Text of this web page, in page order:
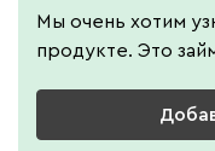
Мы очень хотим
продукте. Это